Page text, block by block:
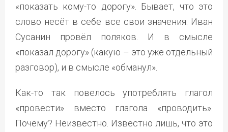
«показать кому-то дорогу». Бывает, что это
слово несёт в себе все свои значения: Иван
Сусанин провёл поляков. И в смысле
«показал дорогу» (какую – это уже отдельный
разговор), и в смысле «обманул».
Как-то так повелось употреблять глагол
«провести» вместо глагола «проводить».
Почему? Неизвестно. Известно лишь, что это